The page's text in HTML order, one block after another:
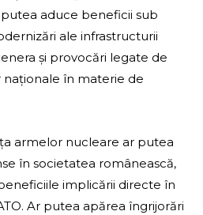
aduce beneficii sub
ale infrastructurii
și provocări legate de
naționale în materie de
armelor nucleare ar putea
în societatea românească,
implicării directe în
Ar putea apărea îngrijorări